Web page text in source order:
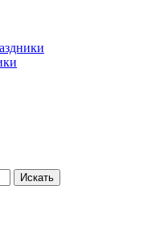
Искать